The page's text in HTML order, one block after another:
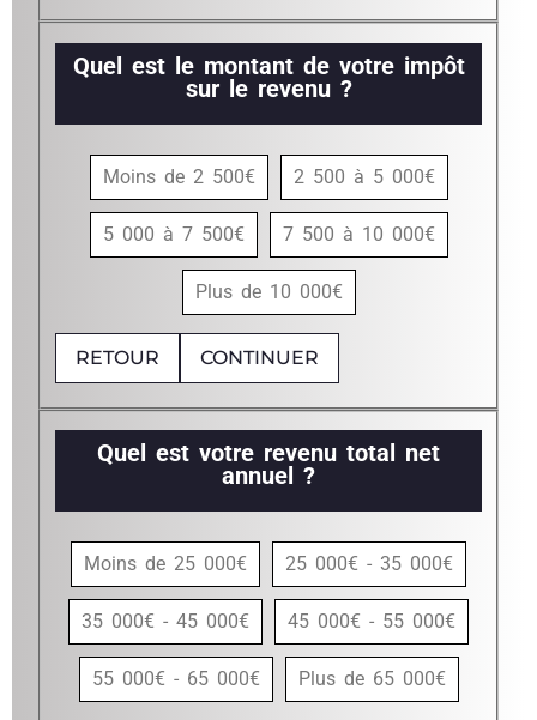
Quel est le montant de votre impôt
sur le revenu ?
Moins de 2 500€ 2 500 à 5 000€
5 000 à 7 500€ 7 500 à 10 000€
Plus de 10 000€
RETOUR CONTINUER
Quel est votre revenu total net
annuel ?
Moins de 25 000€ 25 000€ - 35 000€
35 000€ - 45 000€ 45 000€ - 55 000€
55 000€ - 65 000€ Plus de 65 000€